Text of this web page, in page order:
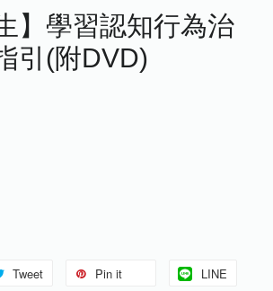
】學習認知行為治
引(附DVD)
Tweet Pin it LINE